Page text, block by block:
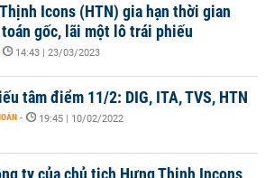
Icons (HTN) gia hạn thời gian
gốc, lãi một lô trái phiếu
14:43 | 23/03/2023
tâm điểm 11/2: DIG, ITA, TVS, HTN
- 19:45 | 10/02/2022
ty của chủ tịch Hưng Thịnh Incons